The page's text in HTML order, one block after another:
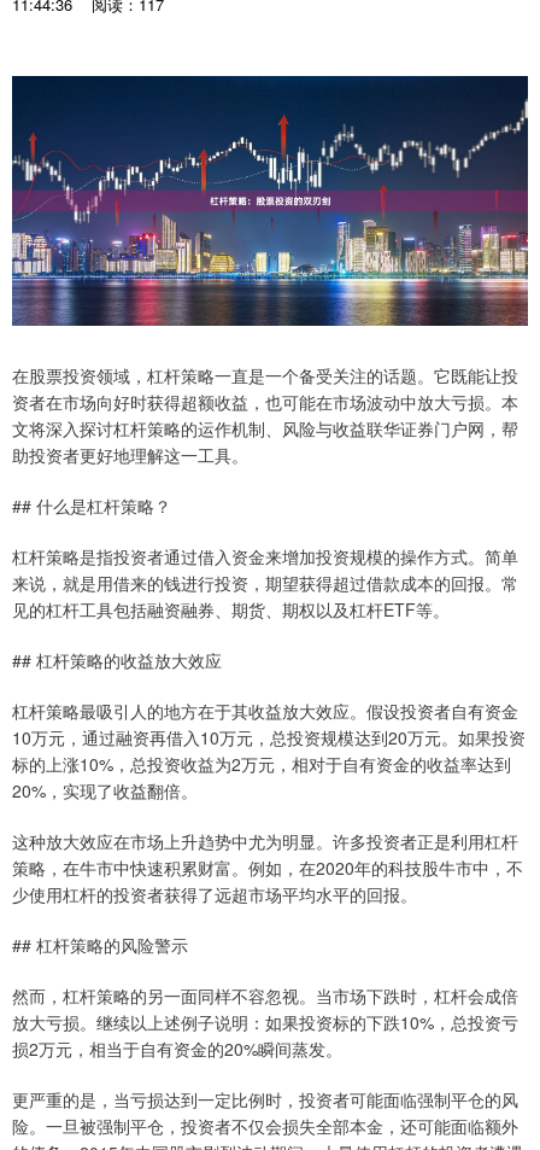
在股票投资领域，杠杆策略一直是一个备受关注的话题。它既能让投
资者在市场向好时获得超额收益，也可能在市场波动中放大亏损。本
文将深入探讨杠杆策略的运作机制、风险与收益联华证券门户网，帮
助投资者更好地理解这一工具。
## 什么是杠杆策略？
杠杆策略是指投资者通过借入资金来增加投资规模的操作方式。简单
来说，就是用借来的钱进行投资，期望获得超过借款成本的回报。常
见的杠杆工具包括融资融券、期货、期权以及杠杆ETF等。
## 杠杆策略的收益放大效应
杠杆策略最吸引人的地方在于其收益放大效应。假设投资者自有资金
10万元，通过融资再借入10万元，总投资规模达到20万元。如果投资
标的上涨10%，总投资收益为2万元，相对于自有资金的收益率达到
20%，实现了收益翻倍。
这种放大效应在市场上升趋势中尤为明显。许多投资者正是利用杠杆
策略，在牛市中快速积累财富。例如，在2020年的科技股牛市中，不
少使用杠杆的投资者获得了远超市场平均水平的回报。
## 杠杆策略的风险警示
然而，杠杆策略的另一面同样不容忽视。当市场下跌时，杠杆会成倍
放大亏损。继续以上述例子说明：如果投资标的下跌10%，总投资亏
损2万元，相当于自有资金的20%瞬间蒸发。
更严重的是，当亏损达到一定比例时，投资者可能面临强制平仓的风
险。一旦被强制平仓，投资者不仅会损失全部本金，还可能面临额外